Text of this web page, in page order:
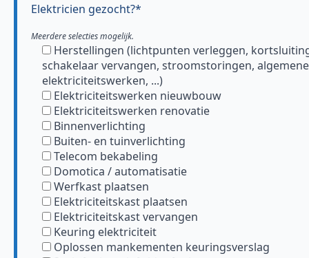
Elektricien gezocht?*
Meerdere selecties mogelijk.
Herstellingen (lichtpunten verleggen,
schakelaar vervangen, stroomstoringen, algemene
elektriciteitswerken, ...)
Elektriciteitswerken nieuwbouw
Elektriciteitswerken renovatie
Binnenverlichting
Buiten- en tuinverlichting
Telecom bekabeling
Domotica / automatisatie
Werfkast plaatsen
Elektriciteitskast plaatsen
Elektriciteitskast vervangen
Keuring elektriciteit
Oplossen mankementen keuringsverslag